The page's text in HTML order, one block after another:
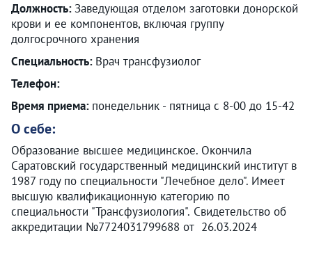
Должность: Заведующая отделом заготовки донорской
крови и ее компонентов, включая группу
долгосрочного хранения
Специальность: Врач трансфузиолог
Телефон:
Время приема: понедельник - пятница с 8-00 до 15-42
О себе:
Образование высшее медицинское. Окончила
Саратовский государственный медицинский институт в
1987 году по специальности "Лечебное дело". Имеет
высшую квалификационную категорию по
специальности "Трансфузиология". Свидетельство об
аккредитации №7724031799688 от 26.03.2024